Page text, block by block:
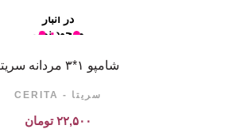
در انبار
موجود نمی
شامپو ۱*۳ مردانه سریتا
سریتا - CERITA
۲۲,۵۰۰ تومان